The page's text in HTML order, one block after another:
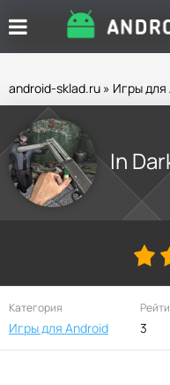
android-sklad.ru » Игры для
In
Категория
Игры для Android 3